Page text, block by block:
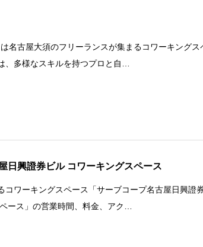
名古屋大須のフリーランスが集まるコワーキングス
、多様なスキルを持つプロと自…
日興證券ビル コワーキングスペース
コワーキングスペース「サーブコープ名古屋日興證
ース」の営業時間、料金、アク…